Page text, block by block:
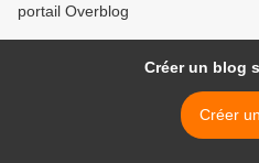
portail Overblog
Créer un blog
Créer